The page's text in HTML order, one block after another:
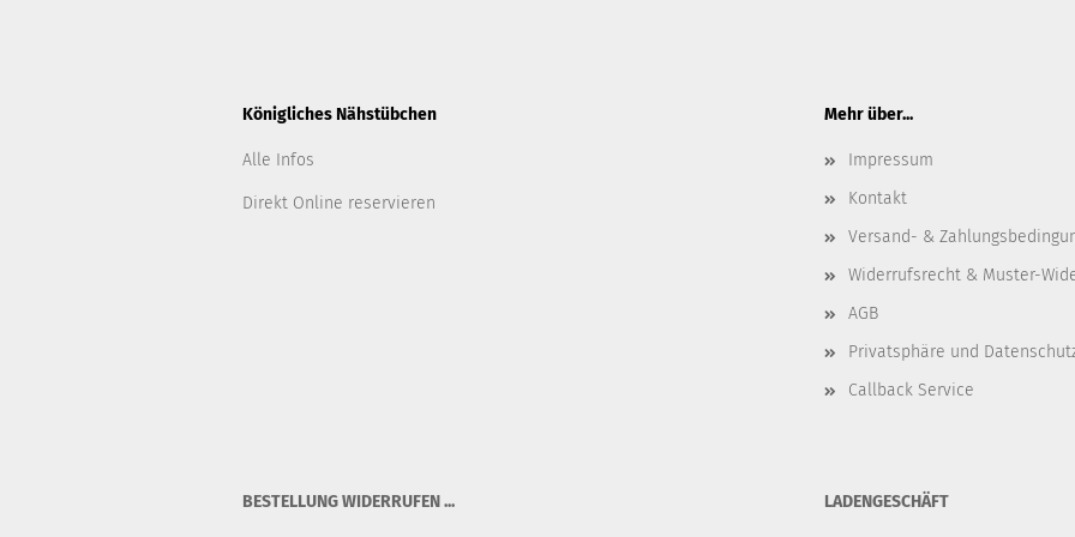
Königliches Nähstübchen
Alle Infos
Direkt Online reservieren
Mehr über...
Impressum
Kontakt
Versand- &
Widerrufsrecht & Muster-
AGB
Privatsphäre und
Callback Service
BESTELLUNG WIDERRUFEN ... LADENGESCHÄFT